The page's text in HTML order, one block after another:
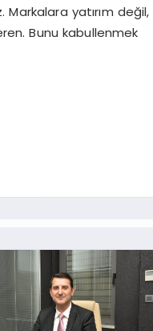
yatırım değil,
Bunu kabullenmek